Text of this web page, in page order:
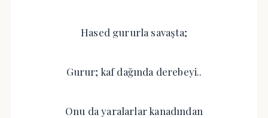
Hased gururla savaşta;
Gurur; kaf dağında derebeyi..
Onu da yaralarlar kanadından